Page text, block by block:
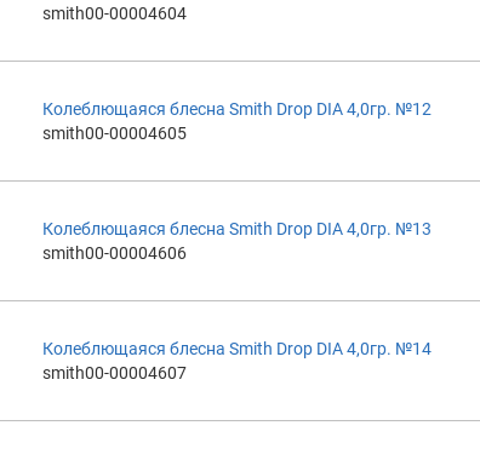
smith00-00004604
Колеблющаяся блесна Smith Drop DIA 4,0гр. №12
smith00-00004605
Колеблющаяся блесна Smith Drop DIA 4,0гр. №13
smith00-00004606
Колеблющаяся блесна Smith Drop DIA 4,0гр. №14
smith00-00004607